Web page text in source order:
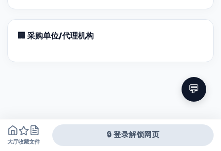
🏢 采购单位/代理机构
大厅收藏文件
🔒 登录解锁网页
💬